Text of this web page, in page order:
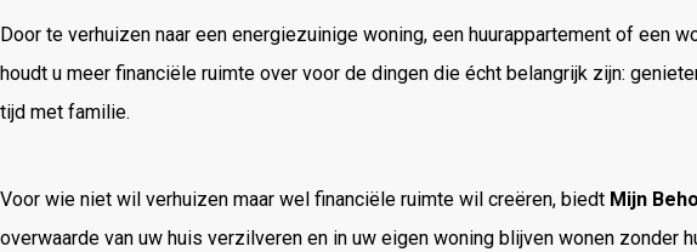
Door te verhuizen naar een energiezuinige woning, een huurappartement of een
houdt u meer financiële ruimte over voor de dingen die écht belangrijk zijn:
tijd met familie.
Voor wie niet wil verhuizen maar wel financiële ruimte wil creëren, biedt Mijn
overwaarde van uw huis verzilveren en in uw eigen woning blijven wonen zonder